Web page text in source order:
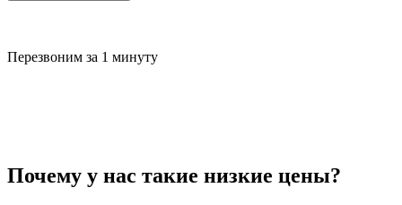
Перезвоним за 1 минуту
Почему у нас такие низкие цены?